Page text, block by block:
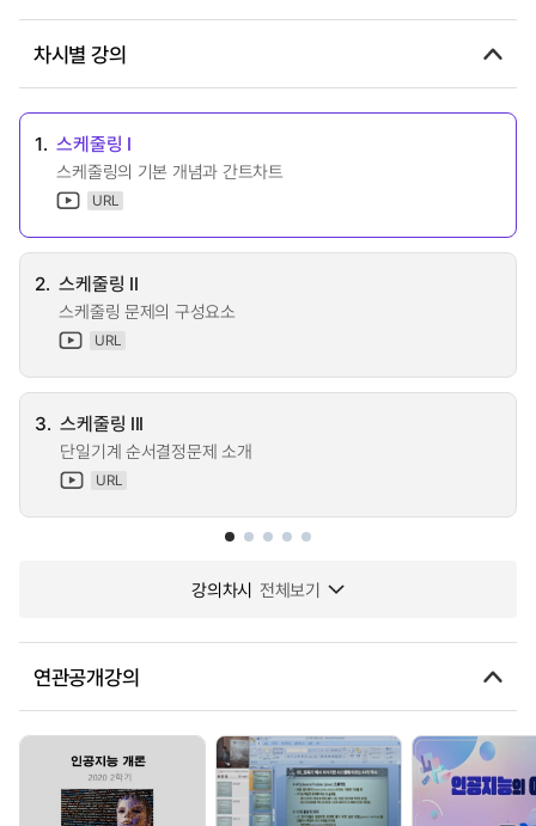
차시별 강의
1. 스케줄링 I
스케줄링의 기본 개념과 간트차트
URL
2. 스케줄링 II
스케줄링 문제의 구성요소
URL
3. 스케줄링 III
단일기계 순서결정문제 소개
URL
강의차시 전체보기
연관공개강의